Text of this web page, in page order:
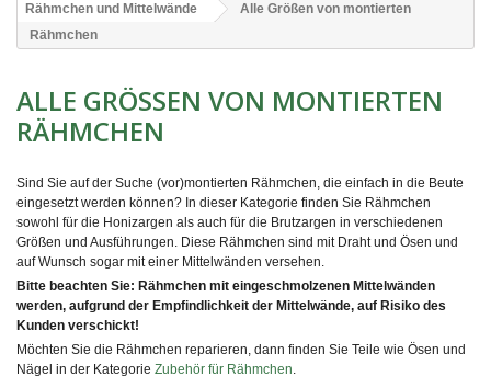
Rähmchen und Mittelwände
Alle Größen von montierten
Rähmchen
ALLE GRÖSSEN VON MONTIERTEN R
ÄHMCHEN
Sind Sie auf der Suche (vor)montierten Rähmchen, die einfach in die Beute
eingesetzt werden können? In dieser Kategorie finden Sie Rähmchen
sowohl für die Honizargen als auch für die Brutzargen in verschiedenen
Größen und Ausführungen. Diese Rähmchen sind mit Draht und Ösen und
auf Wunsch sogar mit einer Mittelwänden versehen.
Bitte beachten Sie: Rähmchen mit eingeschmolzenen Mittelwänden
werden, aufgrund der Empfindlichkeit der Mittelwände, auf Risiko des
Kunden verschickt!
Möchten Sie die Rähmchen reparieren, dann finden Sie Teile wie Ösen und
Nägel in der Kategorie Zubehör für Rähmchen.